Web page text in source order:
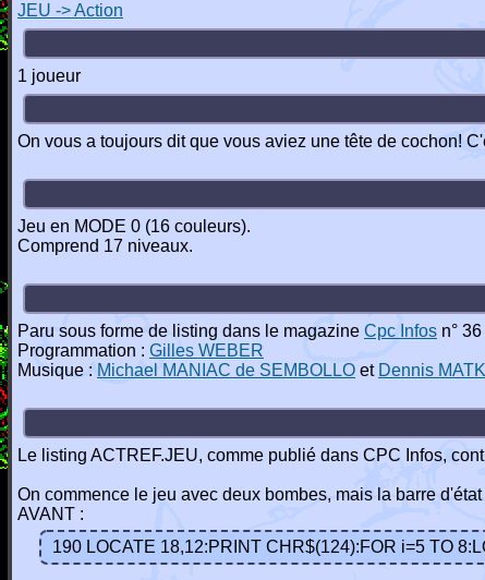
JEU -> Action
1 joueur
On vous a toujours dit que vous aviez une tête de cochon!
Jeu en MODE 0 (16 couleurs).
Comprend 17 niveaux.
Paru sous forme de listing dans le magazine Cpc Infos n°
Programmation : Gilles WEBER
Musique : Michael MANIAC de SEMBOLLO et Dennis
Le listing ACTREF.JEU, comme publié dans CPC Infos,
On commence le jeu avec deux bombes, mais la barre
AVANT :
190 LOCATE 18,12:PRINT CHR$(124):FOR i=5 TO